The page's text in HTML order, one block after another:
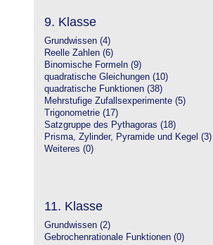
9. Klasse
Grundwissen (4)
Reelle Zahlen (6)
Binomische Formeln (9)
quadratische Gleichungen (10)
quadratische Funktionen (38)
Mehrstufige Zufallsexperimente (5)
Trigonometrie (17)
Satzgruppe des Pythagoras (18)
Prisma, Zylinder, Pyramide und Kegel (3)
Weiteres (0)
11. Klasse
Grundwissen (2)
Gebrochenrationale Funktionen (0)